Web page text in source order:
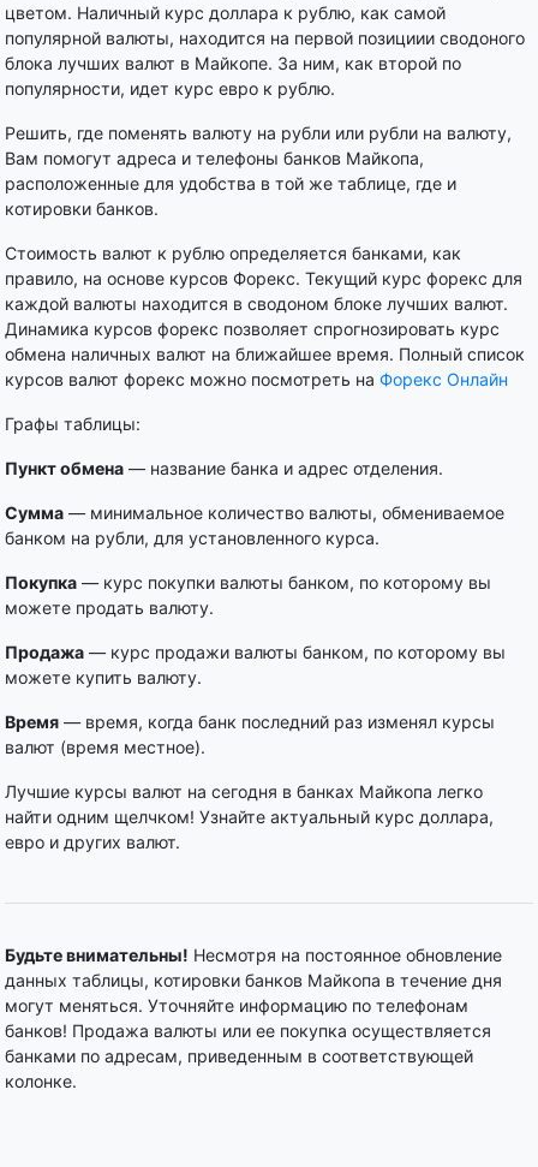
цветом. Наличный курс доллара к рублю, как самой
популярной валюты, находится на первой позициии сводоного
блока лучших валют в Майкопе. За ним, как второй по
популярности, идет курс евро к рублю.
Решить, где поменять валюту на рубли или рубли на валюту,
Вам помогут адреса и телефоны банков Майкопа,
расположенные для удобства в той же таблице, где и
котировки банков.
Стоимость валют к рублю определяется банками, как
правило, на основе курсов Форекс. Текущий курс форекс для
каждой валюты находится в сводоном блоке лучших валют.
Динамика курсов форекс позволяет спрогнозировать курс
обмена наличных валют на ближайшее время. Полный список
курсов валют форекс можно посмотреть на Форекс Онлайн
Графы таблицы:
Пункт обмена — название банка и адрес отделения.
Сумма — минимальное количество валюты, обмениваемое
банком на рубли, для установленного курса.
Покупка — курс покупки валюты банком, по которому вы
можете продать валюту.
Продажа — курс продажи валюты банком, по которому вы
можете купить валюту.
Время — время, когда банк последний раз изменял курсы
валют (время местное).
Лучшие курсы валют на сегодня в банках Майкопа легко
найти одним щелчком! Узнайте актуальный курс доллара,
евро и других валют.
Будьте внимательны! Несмотря на постоянное обновление
данных таблицы, котировки банков Майкопа в течение дня
могут меняться. Уточняйте информацию по телефонам
банков! Продажа валюты или ее покупка осуществляется
банками по адресам, приведенным в соответствующей
колонке.